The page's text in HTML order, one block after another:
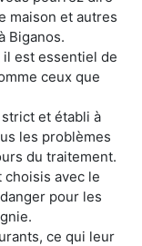
maison et autres
Biganos.
est essentiel de
ceux que
et établi à
les problèmes
du traitement.
avec le
pour les
ce qui leur